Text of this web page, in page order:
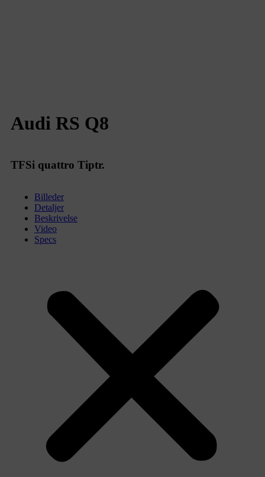
Audi RS Q8
TFSi quattro Tiptr.
Billeder
Detaljer
Beskrivelse
Video
Specs